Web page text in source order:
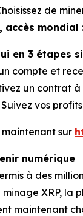
de
mondial
en 3 étapes
compte et
un contrat à
vos
maintenant sur
numérique
à des
minage XRP,
maintenant